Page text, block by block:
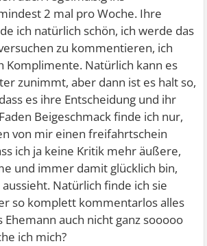
2 mal pro Woche. Ihre
ich natürlich schön, ich werde das
zu kommentieren, ich
Komplimente. Natürlich kann es
zunimmt, aber dann ist es halt so,
es ihre Entscheidung und ihr
Beigeschmack finde ich nur,
von mir einen freifahrtschein
ich ja keine Kritik mehr äußere,
und immer damit glücklich bin,
aussieht. Natürlich finde ich sie
so komplett kommentarlos alles
auch nicht ganz sooooo
ich mich?